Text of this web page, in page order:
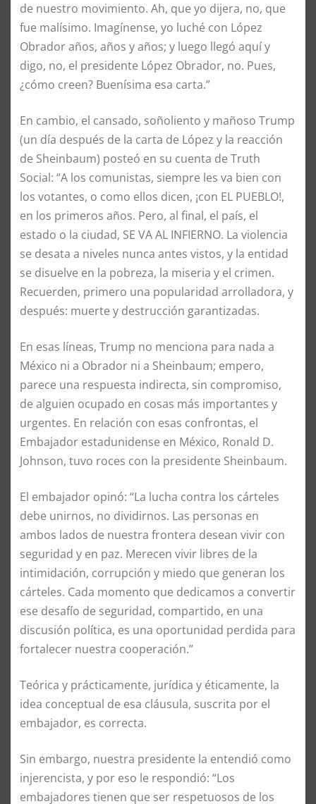
de nuestro movimiento. Ah, que yo dijera, no, que
fue malísimo. Imagínense, yo luché con López
Obrador años, años y años; y luego llegó aquí y
digo, no, el presidente López Obrador, no. Pues,
¿cómo creen? Buenísima esa carta.”
En cambio, el cansado, soñoliento y mañoso Trump
(un día después de la carta de López y la reacción
de Sheinbaum) posteó en su cuenta de Truth
Social: “A los comunistas, siempre les va bien con
los votantes, o como ellos dicen, ¡con EL PUEBLO!,
en los primeros años. Pero, al final, el país, el
estado o la ciudad, SE VA AL INFIERNO. La violencia
se desata a niveles nunca antes vistos, y la entidad
se disuelve en la pobreza, la miseria y el crimen.
Recuerden, primero una popularidad arrolladora, y
después: muerte y destrucción garantizadas.
En esas líneas, Trump no menciona para nada a
México ni a Obrador ni a Sheinbaum; empero,
parece una respuesta indirecta, sin compromiso,
de alguien ocupado en cosas más importantes y
urgentes. En relación con esas confrontas, el
Embajador estadunidense en México, Ronald D.
Johnson, tuvo roces con la presidente Sheinbaum.
El embajador opinó: “La lucha contra los cárteles
debe unirnos, no dividirnos. Las personas en
ambos lados de nuestra frontera desean vivir con
seguridad y en paz. Merecen vivir libres de la
intimidación, corrupción y miedo que generan los
cárteles. Cada momento que dedicamos a convertir
ese desafío de seguridad, compartido, en una
discusión política, es una oportunidad perdida para
fortalecer nuestra cooperación.”
Teórica y prácticamente, jurídica y éticamente, la
idea conceptual de esa cláusula, suscrita por el
embajador, es correcta.
Sin embargo, nuestra presidente la entendió como
injerencista, y por eso le respondió: “Los
embajadores tienen que ser respetuosos de los